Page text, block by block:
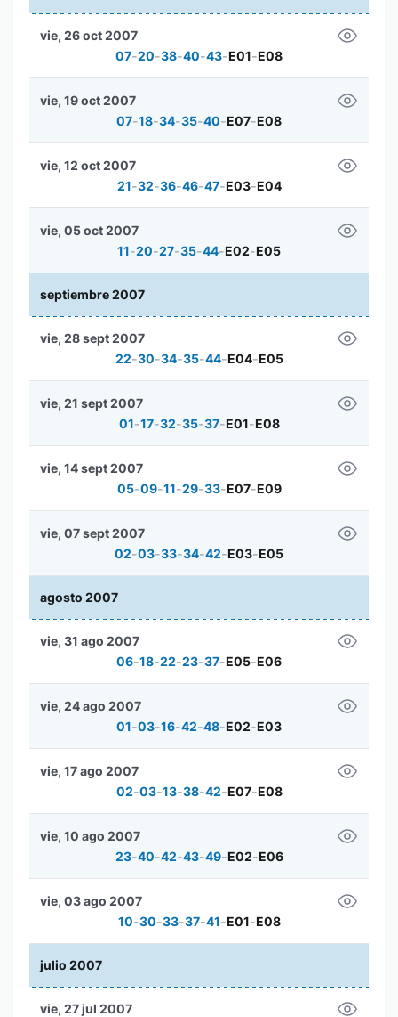
07-20-38-40-43-E01-E08
vie, 26 oct 2007
07-18-34-35-40-E07-E08
vie, 19 oct 2007
21-32-36-46-47-E03-E04
vie, 12 oct 2007
11-20-27-35-44-E02-E05
vie, 05 oct 2007
septiembre 2007
22-30-34-35-44-E04-E05
vie, 28 sept 2007
01-17-32-35-37-E01-E08
vie, 21 sept 2007
05-09-11-29-33-E07-E09
vie, 14 sept 2007
02-03-33-34-42-E03-E05
vie, 07 sept 2007
agosto 2007
06-18-22-23-37-E05-E06
vie, 31 ago 2007
01-03-16-42-48-E02-E03
vie, 24 ago 2007
02-03-13-38-42-E07-E08
vie, 17 ago 2007
23-40-42-43-49-E02-E06
vie, 10 ago 2007
10-30-33-37-41-E01-E08
vie, 03 ago 2007
julio 2007
vie, 27 jul 2007